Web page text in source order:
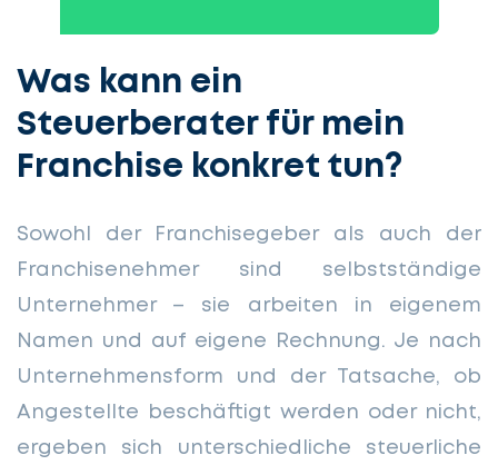
Was kann ein
Steuerberater für mein
Franchise konkret tun?
Sowohl der Franchisegeber als auch der
Franchisenehmer sind selbstständige
Unternehmer – sie arbeiten in eigenem
Namen und auf eigene Rechnung. Je nach
Unternehmensform und der Tatsache, ob
Angestellte beschäftigt werden oder nicht,
ergeben sich unterschiedliche steuerliche